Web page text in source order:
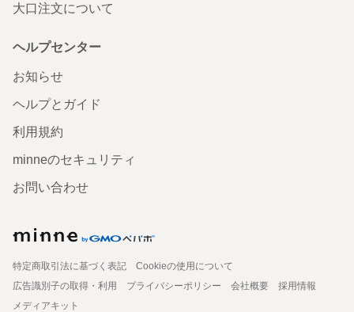
大口注文について
ヘルプセンター
お知らせ
ヘルプとガイド
利用規約
minneのセキュリティ
お問い合わせ
特定商取引法に基づく表記
Cookieの使用について
広告識別子の取得・利用
プライバシーポリシー 会社概要
採用情報
メディアキット